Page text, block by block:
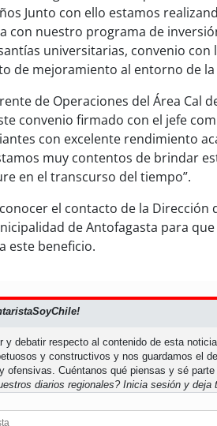
Junto con ello estamos
con nuestro programa de
universitarias, convenio con
de mejoramiento al entorno de
de Operaciones del Área Cal
convenio firmado con el jefe
con excelente rendimiento
muy contentos de brindar
en el transcurso del tiempo”.
el contacto de la Dirección
de Antofagasta para
este beneficio.
y debatir respecto al contenido de esta
y constructivos y nos guardamos el
ofensivas. Cuéntanos qué piensas y sé parte
diarios regionales? Inicia sesión y deja